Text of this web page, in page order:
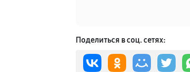
Поделиться в соц. сетях: